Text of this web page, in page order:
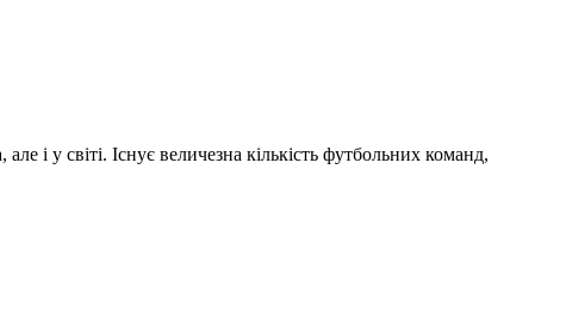
і у світі. Існує величезна кількість футбольних команд,